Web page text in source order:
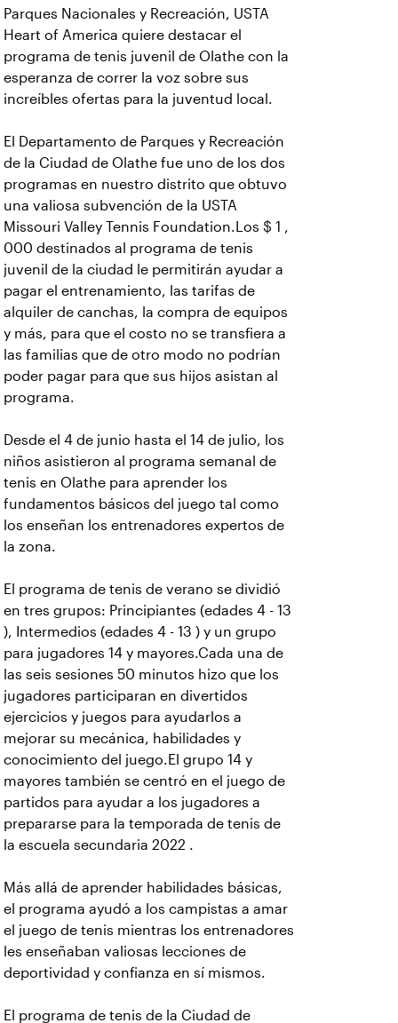
Parques Nacionales y Recreación, USTA
Heart of America quiere destacar el
programa de tenis juvenil de Olathe con la
esperanza de correr la voz sobre sus
increíbles ofertas para la juventud local.
El Departamento de Parques y Recreación
de la Ciudad de Olathe fue uno de los dos
programas en nuestro distrito que obtuvo
una valiosa subvención de la USTA
Missouri Valley Tennis Foundation.Los $ 1 ,
000 destinados al programa de tenis
juvenil de la ciudad le permitirán ayudar a
pagar el entrenamiento, las tarifas de
alquiler de canchas, la compra de equipos
y más, para que el costo no se transfiera a
las familias que de otro modo no podrían
poder pagar para que sus hijos asistan al
programa.
Desde el 4 de junio hasta el 14 de julio, los
niños asistieron al programa semanal de
tenis en Olathe para aprender los
fundamentos básicos del juego tal como
los enseñan los entrenadores expertos de
la zona.
El programa de tenis de verano se dividió
en tres grupos: Principiantes (edades 4 - 13
), Intermedios (edades 4 - 13 ) y un grupo
para jugadores 14 y mayores.Cada una de
las seis sesiones 50 minutos hizo que los
jugadores participaran en divertidos
ejercicios y juegos para ayudarlos a
mejorar su mecánica, habilidades y
conocimiento del juego.El grupo 14 y
mayores también se centró en el juego de
partidos para ayudar a los jugadores a
prepararse para la temporada de tenis de
la escuela secundaria 2022 .
Más allá de aprender habilidades básicas,
el programa ayudó a los campistas a amar
el juego de tenis mientras los entrenadores
les enseñaban valiosas lecciones de
deportividad y confianza en sí mismos.
El programa de tenis de la Ciudad de